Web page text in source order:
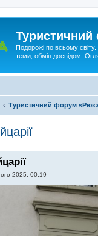
Подорожі по всьому
теми, обмін досвідом.
Туристичний форум
2025, 00:19